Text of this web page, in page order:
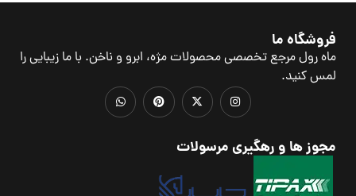
فروشگاه ما
ماه رول مرجع تخصصی محصولات مژه، ابرو و ناخن. با ما زیبایی را
لمس کنید.
مجوز ها و رهگیری مرسولات